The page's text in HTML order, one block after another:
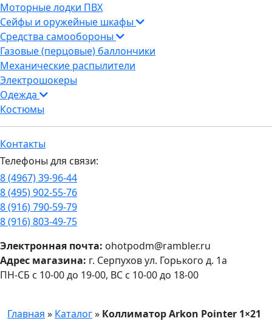
Моторные лодки ПВХ
Сейфы и оружейные шкафы
Средства самообороны
Газовые (перцовые) баллончики
Механические распылители
Электрошокеры
Одежда
Костюмы
Контакты
Телефоны для связи:
8 (4967) 39-96-44
8 (495) 902-55-76
8 (916) 790-59-79
8 (916) 803-49-75
ПН-СБ с 10-00 до 19-00, ВС с 10-00 до 18-00
Электронная почта: ohotpodm@rambler.ru
Адрес магазина: г. Серпухов ул. Горького д. 1а
Главная » Каталог» Коллиматор Arkon Pointer 1×21